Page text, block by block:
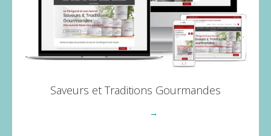
Saveurs et Traditions Gourmandes
→